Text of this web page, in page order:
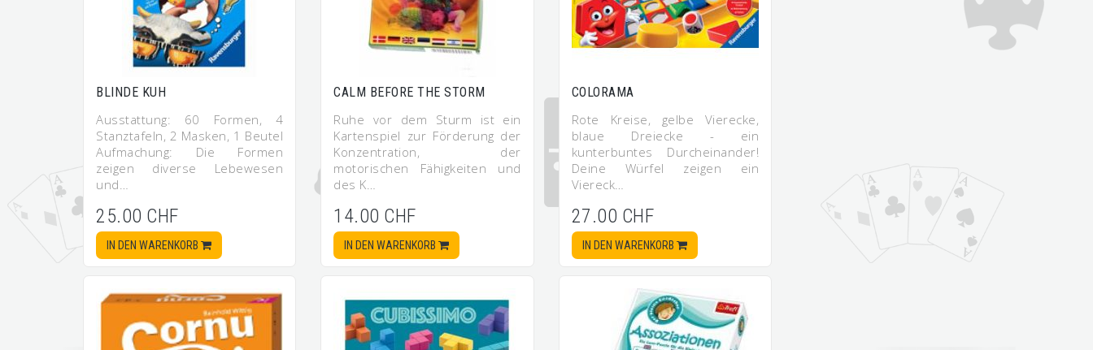
BLINDE KUH
Ausstattung: 60 Formen, 4
Stanztafeln, 2 Masken, 1 Beutel
Aufmachung: Die Formen
zeigen diverse Lebewesen
und…
25.00 CHF
IN DEN WARENKORB
CALM BEFORE THE STORM
Ruhe vor dem Sturm ist ein
Kartenspiel zur Förderung der
Konzentration, der
motorischen Fähigkeiten und
des K…
14.00 CHF
IN DEN WARENKORB
COLORAMA
Rote Kreise, gelbe Vierecke,
blaue Dreiecke - ein
kunterbuntes Durcheinander!
Deine Würfel zeigen ein
Viereck…
27.00 CHF
IN DEN WARENKORB